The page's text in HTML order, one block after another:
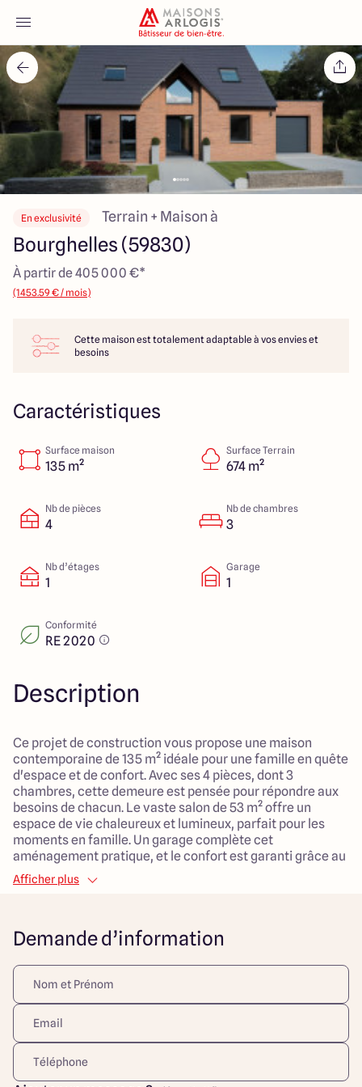
Accueil
Nos maisons
Nos annonces
Votre projet
Qui sommes-nous
Maisons ARLOGIS Nord
4.4 4.8
En exclusivité Terrain + Maison à
Bourghelles (59830)
À partir de 405 000 €*
(1453.59 € / mois)
Cette maison est totalement adaptable à vos envies et
besoins
Caractéristiques
Surface maison
135 m²
Surface Terrain
674 m²
Nb de pièces
4
Nb de chambres
3
Nb d’étages
1
Garage
1
Conformité
RE 2020
Description
Ce projet de construction vous propose une maison
contemporaine de 135 m² idéale pour une famille en quête
d'espace et de confort. Avec ses 4 pièces, dont 3
chambres, cette demeure est pensée pour répondre aux
besoins de chacun. Le vaste salon de 53 m² offre un
espace de vie chaleureux et lumineux, parfait pour les
moments en famille. Un garage complète cet
aménagement pratique, et le confort est garanti grâce au
système de chauffage par pompe à chaleur et à la
distribution d'eau chaude individuelle.
campagne, ce bien vous permettra de profiter d'un
idéaux pour le jeu des enfants ou les promenades
familiale. Ce cadre de vie apaisant contribue à un
quotidien harmonieux, où chaque membre de la famille
pourra s’épanouir. Ce projet est une belle opportunité
d'allier tranquillité et confort moderne, dans un cadre
accueillant et adapté aux familles.
Découvrez toutes nos offres et réalisations ARLOGIS sur
Afficher plus
Demande d’information